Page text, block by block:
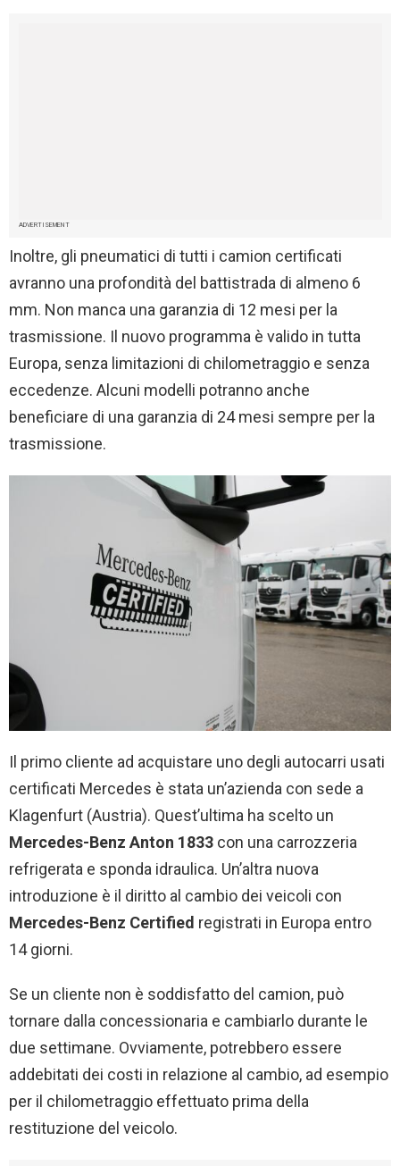
ADVERTISEMENT
Inoltre, gli pneumatici di tutti i camion certificati
avranno una profondità del battistrada di almeno 6
mm. Non manca una garanzia di 12 mesi per la
trasmissione. Il nuovo programma è valido in tutta
Europa, senza limitazioni di chilometraggio e senza
eccedenze. Alcuni modelli potranno anche
beneficiare di una garanzia di 24 mesi sempre per la
trasmissione.
Il primo cliente ad acquistare uno degli autocarri usati
certificati Mercedes è stata un’azienda con sede a
Klagenfurt (Austria). Quest’ultima ha scelto un
Mercedes-Benz Anton 1833 con una carrozzeria
refrigerata e sponda idraulica. Un’altra nuova
introduzione è il diritto al cambio dei veicoli con
Mercedes-Benz Certified registrati in Europa entro
14 giorni.
Se un cliente non è soddisfatto del camion, può
tornare dalla concessionaria e cambiarlo durante le
due settimane. Ovviamente, potrebbero essere
addebitati dei costi in relazione al cambio, ad esempio
per il chilometraggio effettuato prima della
restituzione del veicolo.